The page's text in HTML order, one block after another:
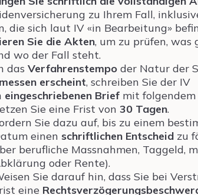
zu Ihrem Fall,
die sich laut IV «in Bearbeitung»
Sie die Akten, um zu prüfen, was
wo der Fall steht.
das Verfahrenstempo der Natur der
erscheint, schreiben Sie der IV
eingeschriebenen Brief mit
Sie eine Frist von 30 Tagen.
Sie dazu auf, bis zu einem
einen schriftlichen Entscheid zu
berufliche Massnahmen, Taggeld,
oder Rente).
Sie darauf hin, dass Sie bei
eine